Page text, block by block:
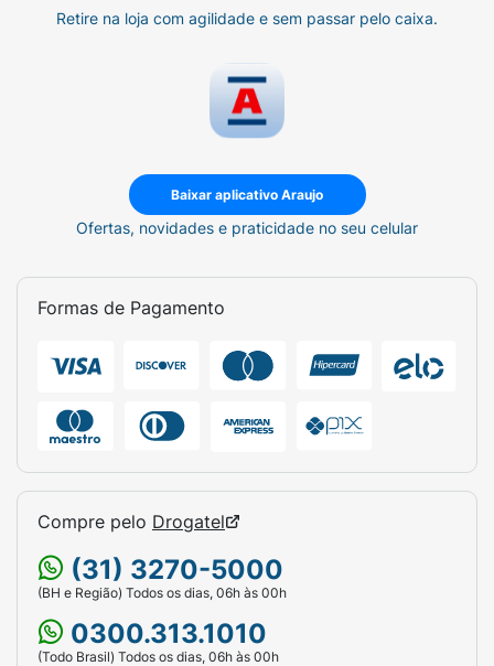
Retire na loja com agilidade e sem passar pelo caixa.
Baixar aplicativo Araujo
Ofertas, novidades e praticidade no seu celular
Formas de Pagamento
Compre pelo Drogatel
(31) 3270-5000
(BH e Região) Todos os dias, 06h às 00h
0300.313.1010
(Todo Brasil) Todos os dias, 06h às 00h